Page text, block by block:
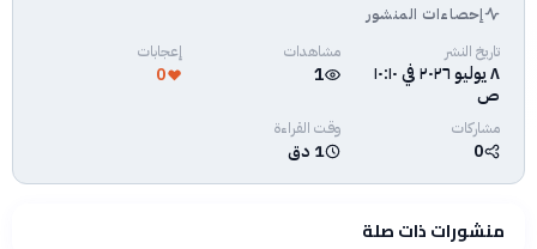
فلسفتنا المعرفية·سياسة الذكاء الاصطناعيإحصاءات المنشور
تاريخ النشر
٨ يوليو ٢٠٢٦ في ١٠:١٠
ص
مشاهدات
1
إعجابات
0
مشاركات
0
وقت القراءة
1 دق
منشورات ذات صلة